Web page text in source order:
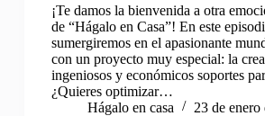
¡Te damos la bienvenida a otra
de “Hágalo en Casa”! En este
sumergiremos en el apasionante
con un proyecto muy especial: la
ingeniosos y económicos soportes
¿Quieres optimizar…
Hágalo en casa
23 de enero